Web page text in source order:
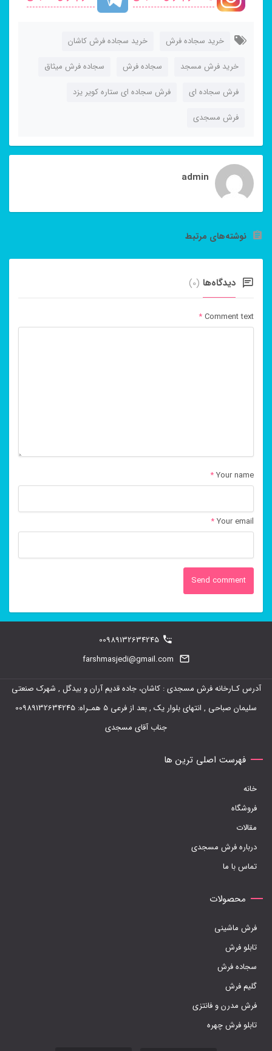
خرید سجاده فرش
خرید سجاده فرش کاشان
خرید فرش مسجد
سجاده فرش
سجاده فرش میثاق
فرش سجاده ای
فرش سجاده ای ستاره کویر یزد
فرش مسجدی
admin
نوشته‌های مرتبط
دیدگاه‌ها (0)
Comment text
*
Your name
*
Your email
*
00989132634245
farshmasjedi@gmail.com
آدرس کـارخانه فرش مسجدی : کاشان، جاده قدیم آران و بیدگل , شهرک صنعتی
سلیمان صباحی , انتهای بلوار یک , بعد از فرعی 5 همـراه: 00989132634245
جناب آقای مسجدی
فهرست اصلی ترین ها
خانه
فروشگاه
مقالات
درباره فرش مسجدی
تماس با ما
محصولات
فرش ماشینی
تابلو فرش
سجاده فرش
گلیم فرش
فرش مدرن و فانتزی
تابلو فرش چهره